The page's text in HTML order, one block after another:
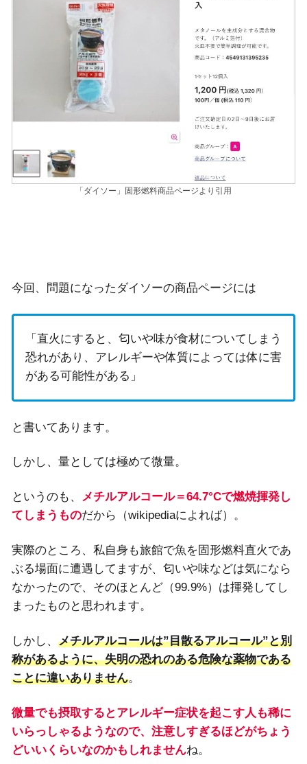
「ダイソー」固形燃料商品ページより引用
今回、問題になったダイソーの商品ページには
「直火にすると、匂いや味が食材についてしまう
恐れがあり、アレルギーや体質によっては体に害
がある可能性がある」
と書いてあります。
しかし、量としては極めて微量。
というのも、 メチルアルコール＝64.7°Cで燃焼揮発し
てしまうものだから（wikipediaによれば）。
実際のところ、私自身も旅館で魚を固形燃料直火であ
ぶる場面に遭遇してますが、匂いや味などは気になら
なかったので、そのほとんど（99.9%）は揮発してし
まったものと思われます。
しかし、 メチルアルコールは”目散るアルコール”と別
称があるように、失明の恐れのある危険な薬物である
ことに違いありません。
微量でも摂取するとアレルギー症状を起こす人も稀に
いらっしゃるようなので、注意しすぎるほどがちょう
どいいくらいなのかもしれませんね。